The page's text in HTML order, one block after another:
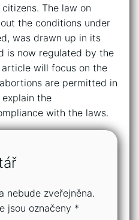
The law on
the conditions under
was drawn up in its
is now regulated by the
will focus on the
are permitted in
the
with the laws.
nebude zveřejněna.
jsou označeny *